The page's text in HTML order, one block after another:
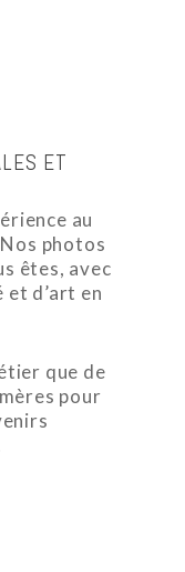
ET
au
photos
êtes, avec
d’art en
que de
pour